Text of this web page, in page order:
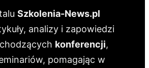
Szkolenia-News.pl
analizy i zapowiedzi
konferencji,
pomagając w